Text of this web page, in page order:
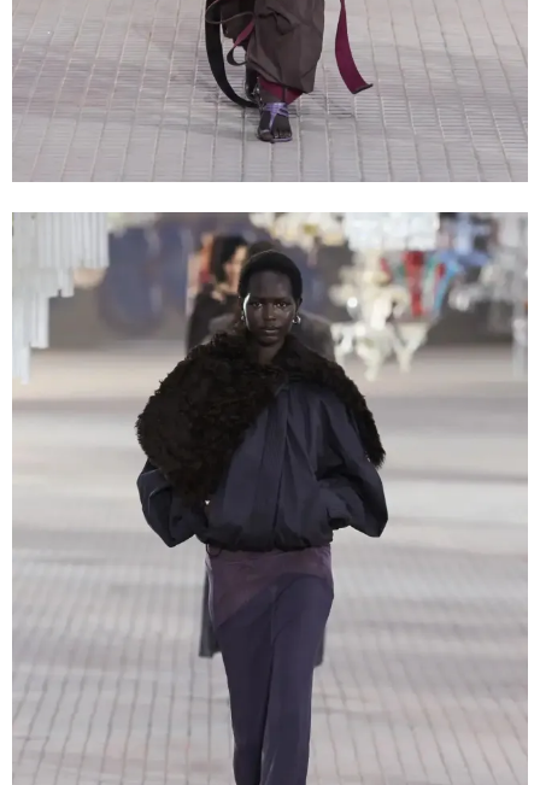
這種色彩與「另類養生儀式和元靈性概念」密切相關，可安
撫靈魂的寧靜色彩被尋求精神療癒的人所深深吸引。它不只
是一時潮流，更是一種生活態度的體現。
灰調葡萄紫所承載的情感價值，恰好滿足了現代人在數位喧
囂後對真實觸感和精神慰藉的追求。